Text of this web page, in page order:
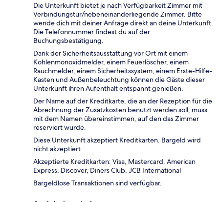
Die Unterkunft bietet je nach Verfügbarkeit Zimmer mit
Verbindungstür/nebeneinanderliegende Zimmer. Bitte
wende dich mit deiner Anfrage direkt an deine Unterkunft.
Die Telefonnummer findest du auf der
Buchungsbestätigung.
Dank der Sicherheitsausstattung vor Ort mit einem
Kohlenmonoxidmelder, einem Feuerlöscher, einem
Rauchmelder, einem Sicherheitssystem, einem Erste-Hilfe-
Kasten und Außenbeleuchtung können die Gäste dieser
Unterkunft ihren Aufenthalt entspannt genießen.
Der Name auf der Kreditkarte, die an der Rezeption für die
Abrechnung der Zusatzkosten benutzt werden soll, muss
mit dem Namen übereinstimmen, auf den das Zimmer
reserviert wurde.
Diese Unterkunft akzeptiert Kreditkarten. Bargeld wird
nicht akzeptiert.
Akzeptierte Kreditkarten: Visa, Mastercard, American
Express, Discover, Diners Club, JCB International
Bargeldlose Transaktionen sind verfügbar.